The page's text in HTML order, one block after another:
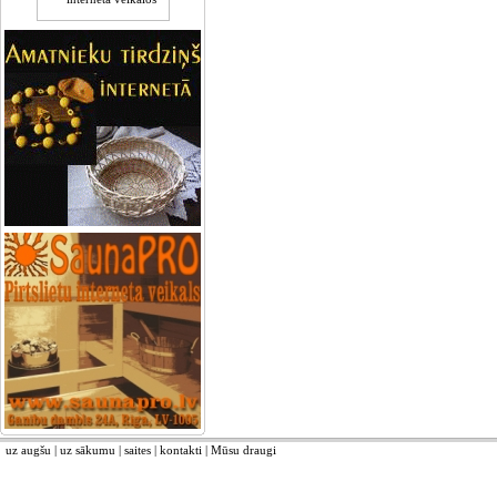
uz augšu | uz sākumu | saites | kontakti | Mūsu draugi